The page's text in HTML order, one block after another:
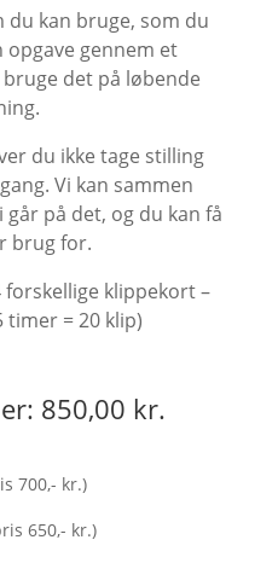
kan bruge, som du
opgave gennem et
det på løbende
du ikke tage stilling
Vi kan sammen
på det, og du kan få
brug for.
klippekort –
= 20 klip)
850,00 kr.
700,- kr.)
650,- kr.)